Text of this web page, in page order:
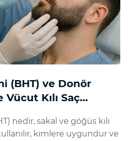
(BHT) ve Donör
Vücut Kılı Saç
nedir, sakal ve göğüs kılı
kimlere uygundur ve